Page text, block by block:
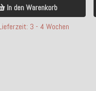
In den Warenkorb
3 - 4 Wochen